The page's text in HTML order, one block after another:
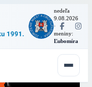
nedeľa
9.08.2026
·
meniny:
Ľubomíra